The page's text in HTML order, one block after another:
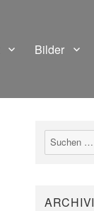
Bilder
Suchen
nach: